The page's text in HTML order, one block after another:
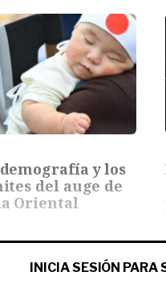
y los
del auge de
Oriental
INICIA SESIÓN PARA